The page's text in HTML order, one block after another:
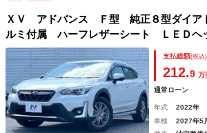
ＸＶ アドバンス Ｆ型 純正８型ダイア
ルミ付属 ハーフレザーシート ＬＥＤヘ
ステアリング １７インチアルミホイール
パワーシート 禁煙車 ワンオーナー ア
支払総額(税込)
212.9 万
通常ローン
年式 2022年
車検
2027年5